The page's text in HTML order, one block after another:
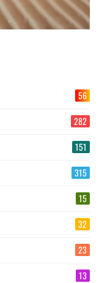
56
282
151
315
15
32
23
13